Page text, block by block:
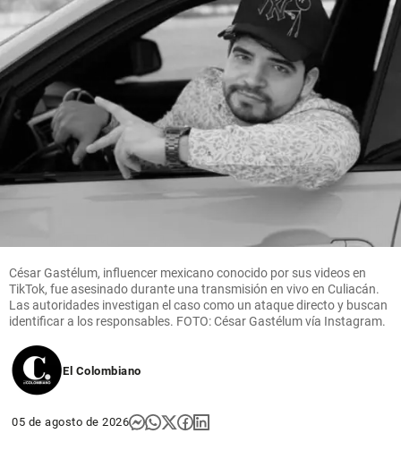
César Gastélum, influencer mexicano conocido por sus videos en
TikTok, fue asesinado durante una transmisión en vivo en Culiacán.
Las autoridades investigan el caso como un ataque directo y buscan
identificar a los responsables. FOTO: César Gastélum vía Instagram.
El Colombiano
05 de agosto de 2026